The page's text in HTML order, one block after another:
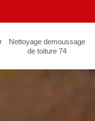
Nettoyage demoussage
de toiture 74